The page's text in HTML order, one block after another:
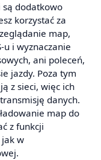
są dodatkowo
korzystać za
map,
u i wyznaczanie
ani poleceń,
jazdy. Poza tym
z sieci, więc ich
danych.
map do
z funkcji
jak w